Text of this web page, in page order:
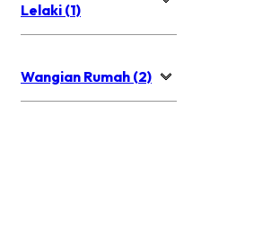
Lelaki (1)
Wangian Rumah (2)